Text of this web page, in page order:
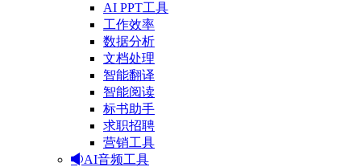
AI PPT工具
工作效率
数据分析
文档处理
智能翻译
智能阅读
标书助手
求职招聘
营销工具
AI音频工具